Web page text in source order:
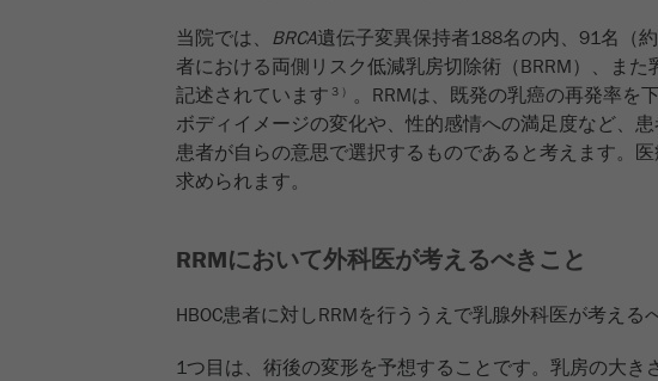
当院では、 BRCA遺伝子変異保持者188名の内、91名（
者における両側リスク低減乳房切除術（BRRM）、ま
記述されています ３）
。RRMは、既発の乳癌の再発率を
ボディイメージの変化や、性的感情への満足度など、
患者が自らの意思で選択するものであると考えます。
求められます。
RRMにおいて外科医が考えるべきこと
HBOC患者に対しRRMを行ううえで乳腺外科医が考える
1つ目は、術後の変形を予想することです。乳房の大